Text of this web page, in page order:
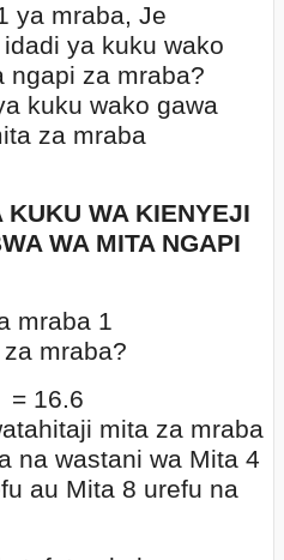
ya mraba, Je
ya kuku wako
ngapi za mraba?
kuku wako gawa
za mraba
WA KIENYEJI
WA MITA NGAPI
mraba 1
mraba?
= 16.6
mita za mraba
na wastani wa Mita 4
au Mita 8 urefu na